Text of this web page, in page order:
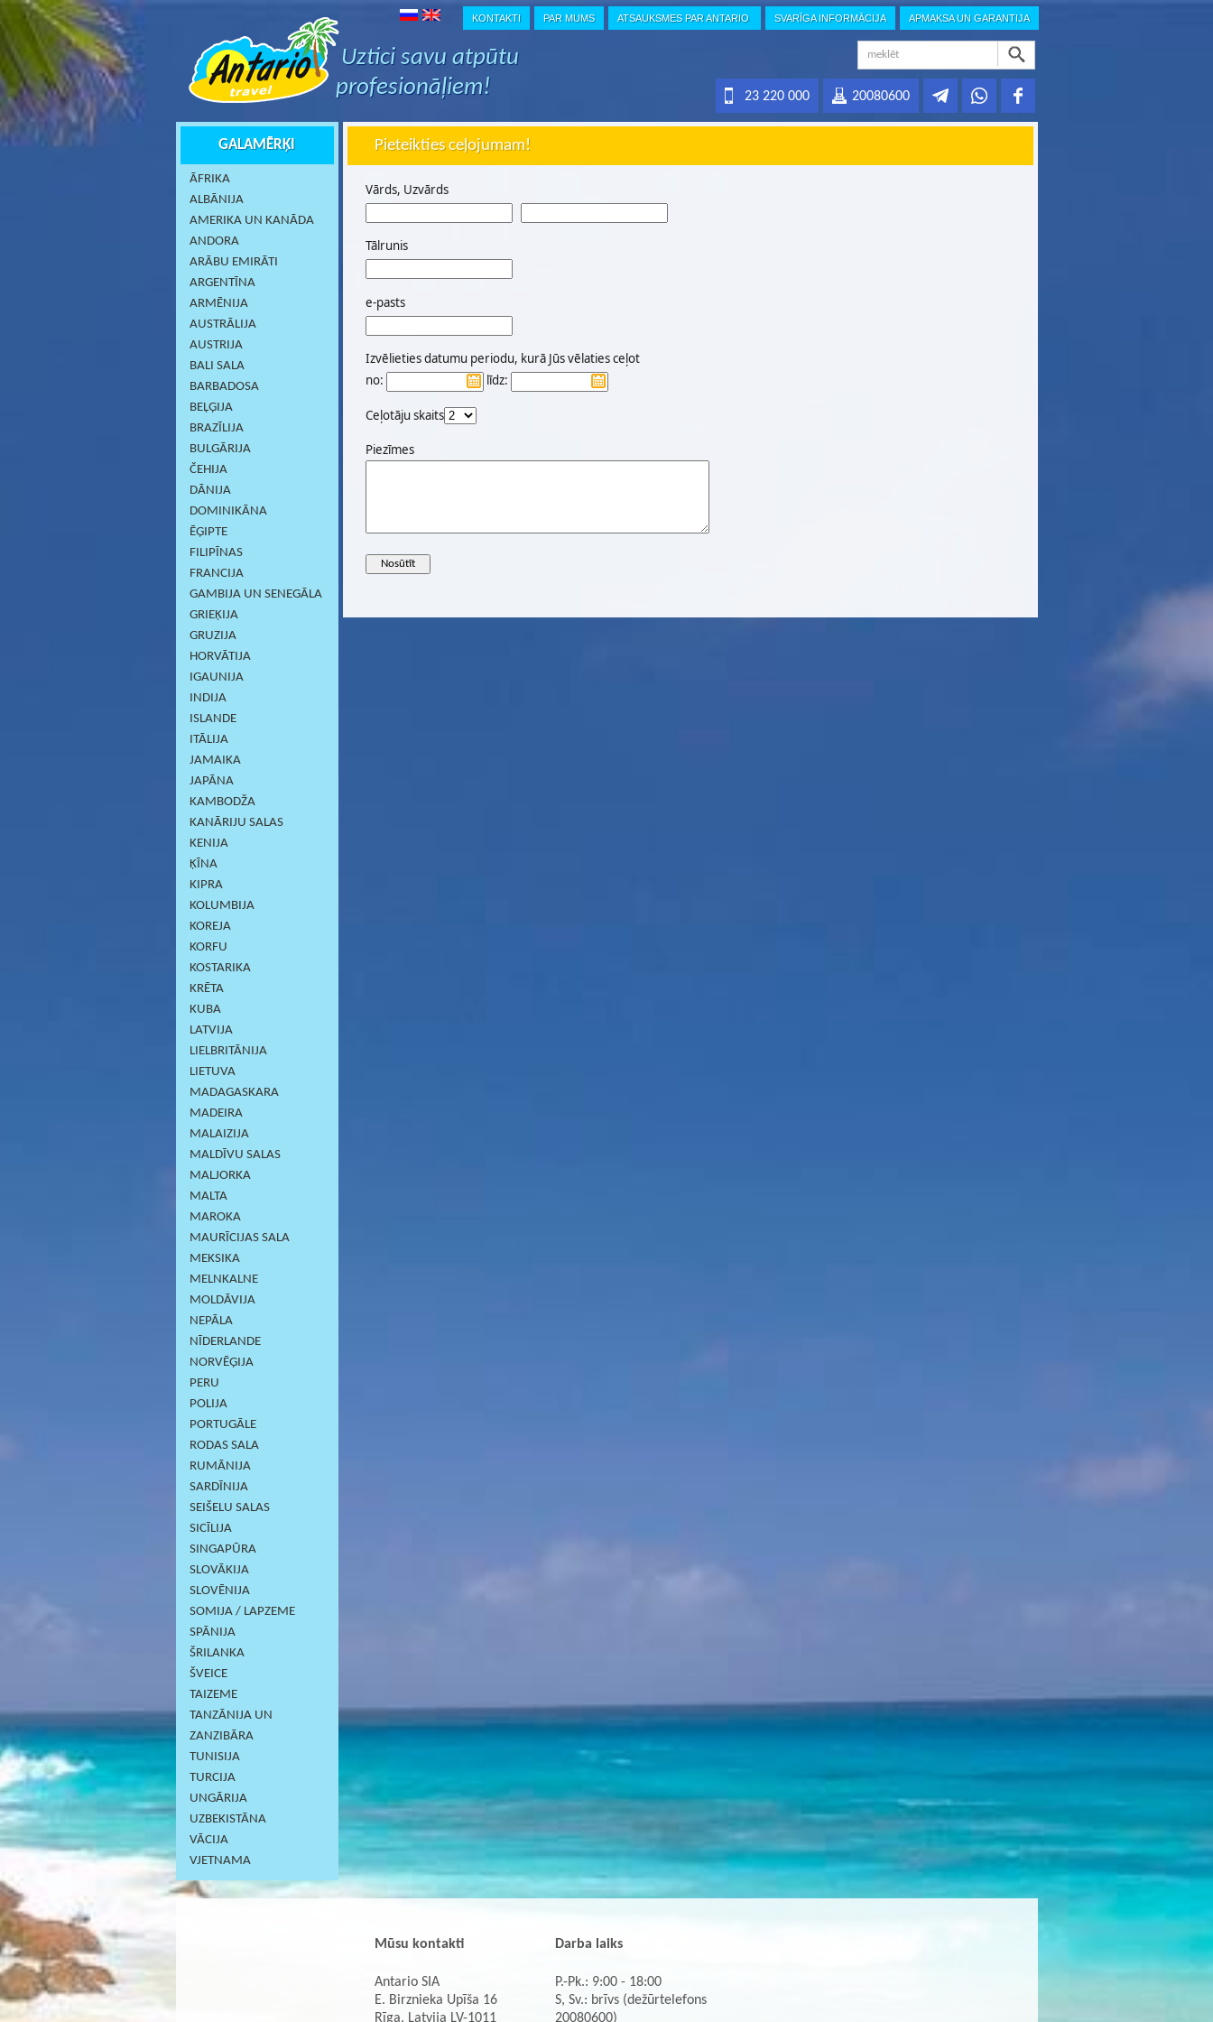
KONTAKTI PAR MUMS ATSAUKSMES PAR ANTARIO SVARĪGA INFORMĀCIJA APMAKSA UN GARANTIJA
Uztici savu atpūtu
profesionāļiem!
20080600
23 220 000
GALAMĒRĶI
ĀFRIKA
ALBĀNIJA
AMERIKA UN KANĀDA
ANDORA
ARĀBU EMIRĀTI
ARGENTĪNA
ARMĒNIJA
AUSTRĀLIJA
AUSTRIJA
BALI SALA
BARBADOSA
BEĻĢIJA
BRAZĪLIJA
BULGĀRIJA
ČEHIJA
DĀNIJA
DOMINIKĀNA
ĒĢIPTE
FILIPĪNAS
FRANCIJA
GAMBIJA UN SENEGĀLA
GRIEĶIJA
GRUZIJA
HORVĀTIJA
IGAUNIJA
INDIJA
ISLANDE
ITĀLIJA
JAMAIKA
JAPĀNA
KAMBODŽA
KANĀRIJU SALAS
KENIJA
ĶĪNA
KIPRA
KOLUMBIJA
KOREJA
KORFU
KOSTARIKA
KRĒTA
KUBA
LATVIJA
LIELBRITĀNIJA
LIETUVA
MADAGASKARA
MADEIRA
MALAIZIJA
MALDĪVU SALAS
MALJORKA
MALTA
MAROKA
MAURĪCIJAS SALA
MEKSIKA
MELNKALNE
MOLDĀVIJA
NEPĀLA
NĪDERLANDE
NORVĒĢIJA
PERU
POLIJA
PORTUGĀLE
RODAS SALA
RUMĀNIJA
SARDĪNIJА
SEIŠELU SALAS
SICĪLIJA
SINGAPŪRA
SLOVĀKIJA
SLOVĒNIJA
SOMIJA / LAPZEME
SPĀNIJA
ŠRILANKA
ŠVEICE
TAIZEME
TANZĀNIJA UN
ZANZIBĀRA
TUNISIJA
TURCIJA
UNGĀRIJA
UZBEKISTĀNA
VĀCIJA
VJETNAMA
Pieteikties ceļojumam!
Vārds, Uzvārds
Tālrunis
e-pasts
Izvēlieties datumu periodu, kurā Jūs vēlaties ceļot
no:
līdz:
Ceļotāju skaits
Piezīmes
Mūsu kontakti
Antario SIA
E. Birznieka Upīša 16
Rīga, Latvija LV-1011
Darba laiks
P.-Pk.: 9:00 - 18:00
S, Sv.: brīvs (dežūrtelefons
20080600)